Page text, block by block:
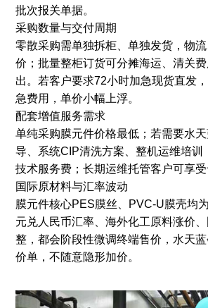
批次报关单据。
采购数量与交付周期
零散采购需单独拆柜、单独发货，物
价；批量整柜订货可分摊海运、清关
出。若客户要求72小时加急现货直发
急费用，单价小幅上浮。
配套增值服务需求
单纯采购膜元件价格最低；若需要水
导、系统CIP清洗方案、整机运维培训
技术服务费；长期运维托管客户可享受
国际原材料与汇率波动
膜元件核心PES膜丝、PVC-U膜壳均
元兑人民币汇率、海外化工原料涨价
整，都会阶段性微调终端售价，水天
价单，不随意隐形加价。